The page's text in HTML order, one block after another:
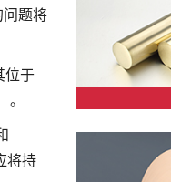
题将
位于
将持